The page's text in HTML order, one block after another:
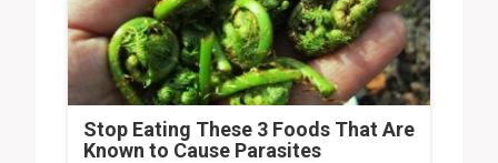
Stop Eating These 3 Foods That Are
Known to Cause Parasites